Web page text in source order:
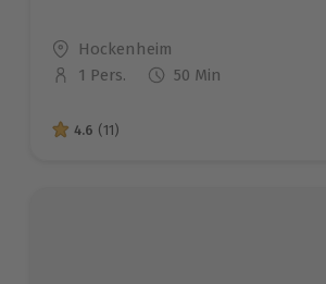
Standort
Hockenheim
Anzahl der Teilnehmer
1 Pers. 50 Min
4.6 von 5 Sternen basierend auf 11
4.6 (11)